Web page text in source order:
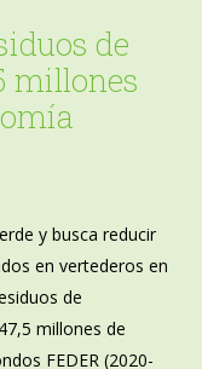
de
millones
y busca reducir
en vertederos en
de
millones de
FEDER (2020-